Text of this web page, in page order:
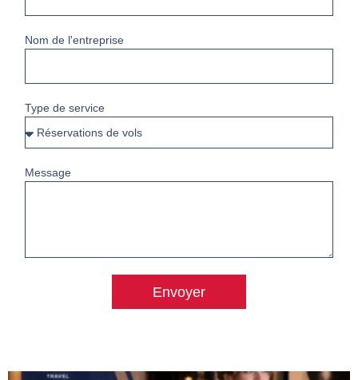
Nom de l'entreprise
Type de service
Message
Envoyer